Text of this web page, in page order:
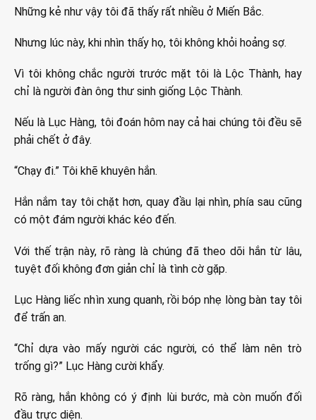
Những kẻ như vậy tôi đã thấy rất nhiều ở Miến Bắc.
Nhưng lúc này, khi nhìn thấy họ, tôi không khỏi hoảng sợ.
Vì tôi không chắc người trước mặt tôi là Lộc Thành, hay
chỉ là người đàn ông thư sinh giống Lộc Thành.
Nếu là Lục Hàng, tôi đoán hôm nay cả hai chúng tôi đều sẽ
phải chết ở đây.
“Chạy đi.” Tôi khẽ khuyên hắn.
Hắn nắm tay tôi chặt hơn, quay đầu lại nhìn, phía sau cũng
có một đám người khác kéo đến.
Với thế trận này, rõ ràng là chúng đã theo dõi hắn từ lâu,
tuyệt đối không đơn giản chỉ là tình cờ gặp.
Lục Hàng liếc nhìn xung quanh, rồi bóp nhẹ lòng bàn tay tôi
để trấn an.
“Chỉ dựa vào mấy người các người, có thể làm nên trò
trống gì?” Lục Hàng cười khẩy.
Rõ ràng, hắn không có ý định lùi bước, mà còn muốn đối
đầu trực diện.